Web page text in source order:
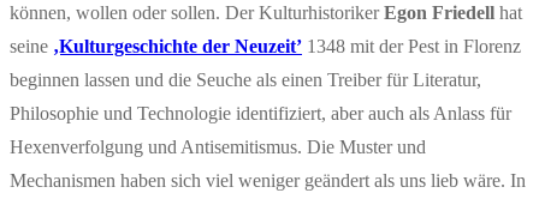
können, wollen oder sollen. Der KulturhistorikerEgon Friedell hat
seine ‚Kulturgeschichte der Neuzeit’ 1348 mit der Pest in Florenz
beginnen lassen und die Seuche als einen Treiber für Literatur,
Philosophie und Technologie identifiziert, aber auch als Anlass für
Hexenverfolgung und Antisemitismus. Die Muster und
Mechanismen haben sich viel weniger geändert als uns lieb wäre. In